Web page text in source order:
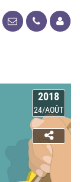
2018
24/AOÛT